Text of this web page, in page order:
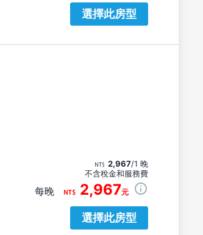
選擇此房型
2,967/1 晚
不含稅金和服務費
每晚 2,967元
選擇此房型